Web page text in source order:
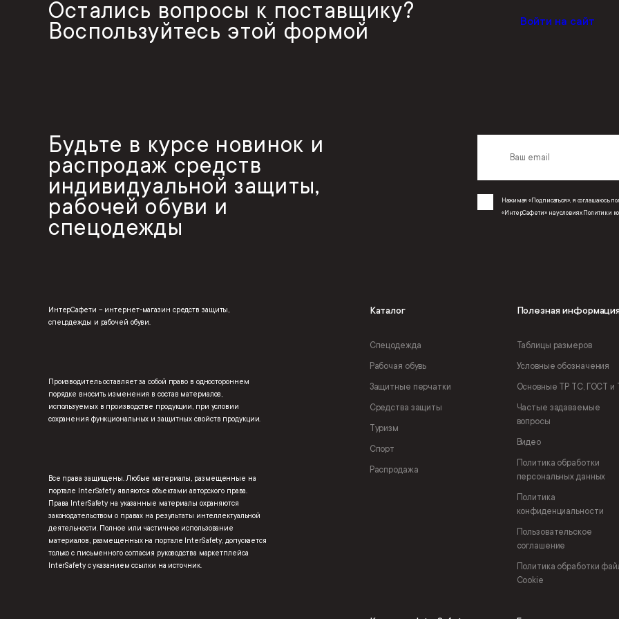
Остались вопросы к поставщику?
Воспользуйтесь этой формой
Войти на сайт
Будьте в курсе новинок и
распродаж средств
индивидуальной защиты,
рабочей обуви и
спецодежды
Нажимая «Подписаться», я соглашаюсь
«ИнтерСафети» на условиях Политики
ИнтерСафети – интернет-магазин средств защиты,
спецодежды и рабочей обуви.
Производитель оставляет за собой право в одностороннем
порядке вносить изменения в состав материалов,
используемых в производстве продукции, при условии
сохранения функциональных и защитных свойств продукции.
Все права защищены. Любые материалы, размещенные на
портале InterSafety являются объектами авторского права.
Права InterSafety на указанные материалы охраняются
законодательством о правах на результаты интеллектуальной
деятельности. Полное или частичное использование
материалов, размещенных на портале InterSafety, допускается
только с письменного согласия руководства маркетплейса
InterSafety с указанием ссылки на источник.
Каталог
Спецодежда
Рабочая обувь
Защитные перчатки
Средства защиты
Туризм
Спорт
Распродажа
Полезная
Таблицы размеров
Условные обозначения
Основные ТР ТС, ГОСТ и
Частые задаваемые
вопросы
Видео
Политика обработки
персональных данных
Политика
конфиденциальности
Пользовательское
соглашение
Политика обработки
Cookie